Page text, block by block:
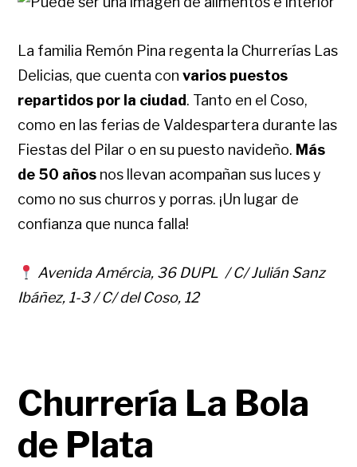
La familia Remón Pina regenta la Churrerías Las
Delicias, que cuenta convarios puestos
repartidos por la ciudad. Tanto en el Coso,
como en las ferias de Valdespartera durante las
Fiestas del Pilar o en su puesto navideño. Más
de 50 años nos llevan acompañan sus luces y
como no sus churros y porras. ¡Un lugar de
confianza que nunca falla!
Avenida Amércia, 36 DUPL / C/ Julián Sanz
Ibáñez, 1-3 / C/ del Coso, 12
Churrería La Bola
de Plata